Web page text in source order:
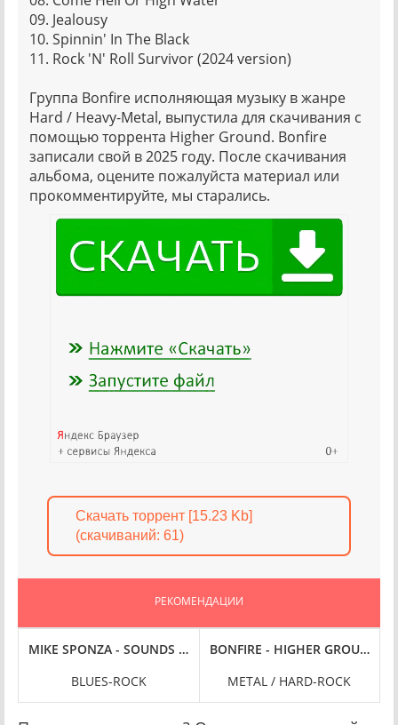
09. Jealousy
10. Spinnin' In The Black
11. Rock 'N' Roll Survivor (2024 version)
Группа Bonfire исполняющая музыку в жанре
Hard / Heavy-Metal, выпустила для скачивания с
помощью торрента Higher Ground. Bonfire
записали свой в 2025 году. После скачивания
альбома, оцените пожалуйста материал или
прокомментируйте, мы старались.
Скачать торрент [15.23 Kb]
(cкачиваний: 61)
РЕКОМЕНДАЦИИ
- THE LOSS AND REDEMPTION (2025) FLAC
MIKE SPONZA - SOUNDS LIKE SUNDAY (2024) FLAC
BLUES-ROCK
BONFIRE - HIGHER GROUND
METAL / HARD-ROCK